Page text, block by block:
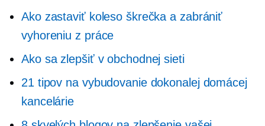
Ako zastaviť koleso škrečka a zabrániť
vyhoreniu z práce
Ako sa zlepšiť v obchodnej sieti
21 tipov na vybudovanie dokonalej domácej
kancelárie